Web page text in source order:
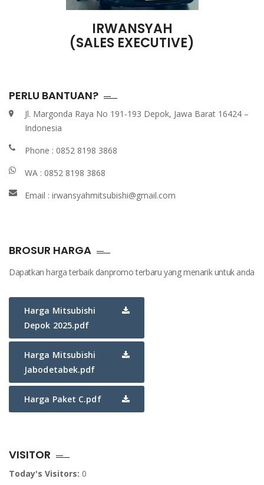
IRWANSYAH
(SALES EXECUTIVE)
PERLU BANTUAN?
Jl. Margonda Raya No 191-193 Depok, Jawa Barat 16424 –
Indonesia
Phone : 0852 8198 3868
WA : 0852 8198 3868
Email : irwansyahmitsubishi@gmail.com
BROSUR HARGA
Dapatkan harga terbaik danpromo terbaru yang menarik untuk anda
Harga Mitsubishi
Depok 2025.pdf
Harga Mitsubishi
Jabodetabek.pdf
Harga Paket C.pdf
VISITOR
Today's Visitors: 0